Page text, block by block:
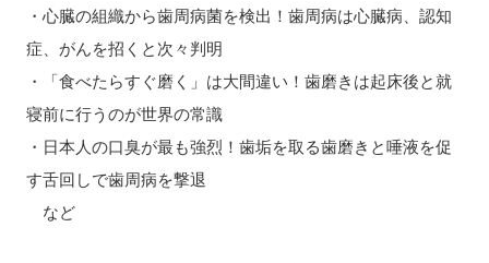
・心臓の組織から歯周病菌を検出！歯周病は心臓病、認知
症、がんを招くと次々判明
・「食べたらすぐ磨く」は大間違い！歯磨きは起床後と就
寝前に行うのが世界の常識
・日本人の口臭が最も強烈！歯垢を取る歯磨きと唾液を促
す舌回しで歯周病を撃退
など